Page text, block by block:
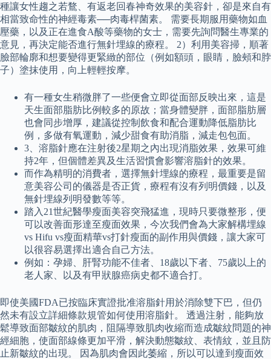
種讓女性趨之若鶩、有返老回春神奇效果的美容針，卻是來自有
相當致命性的神經毒素──肉毒桿菌素。 需要長期服用藥物如血
壓藥，以及正在進食A酸等藥物的女士，需要先詢問醫生專業的
意見，再決定能否進行無針埋線的療程。 2）利用美容掃，順著
臉部輪廓和想要變得更緊緻的部位（例如額頭，眼睛，臉頰和脖
子）塗抹使用，向上輕輕按摩。
有一種女生稍微胖了一些便會立即從面部反映出來，這是
天生面部脂肪比例較多的原故；當身體變胖，面部脂肪層
也會同步增厚，建議從控制飲食和配合運動降低脂肪比
例，多做有氧運動，減少甜食有助消脂，減走包包面。
3、溶脂針應在注射後2星期之內出現消脂效果，效果可維
持2年，但個體差異及生活習慣會影響溶脂針的效果。
而作為精明的消費者，選擇無針埋線的療程，最重要是留
意美容公司的儀器是否正貨，療程有沒有列明價錢，以及
無針埋線列明發數等等。
踏入21世紀醫學瘦面美容突飛猛進，現時只要微整形，便
可以改善面形達至瘦面效果，今次我們會為大家解構埋線
vs Hifu vs瘦面精華vs打針瘦面的副作用與價錢，讓大家可
以很容易選擇出適合自己方法。
例如：孕婦、肝腎功能不佳者、18歲以下者、75歲以上的
老人家、以及有甲狀腺癌病史都不適合打。
即使美國FDA已按臨床實證批准溶脂針用於消除雙下巴，但仍
然未有設立詳細條款規管如何使用溶脂針。 透過注射，能夠放
鬆導致面部皺紋的肌肉，阻隔導致肌肉收縮而造成皺紋問題的神
經細胞，使面部線條更加平滑，解決動態皺紋、表情紋，並且防
止新皺紋的出現。 因為肌肉會因此萎縮，所以可以達到瘦面效